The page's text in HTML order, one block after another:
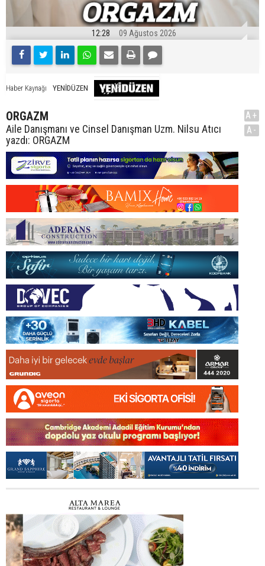
12:28 09 Ağustos 2026
Haber Kaynağı YENİDÜZEN
ORGAZM
Aile Danışmanı ve Cinsel Danışman Uzm. Nilsu Atıcı
yazdı: ORGAZM
A+
A-